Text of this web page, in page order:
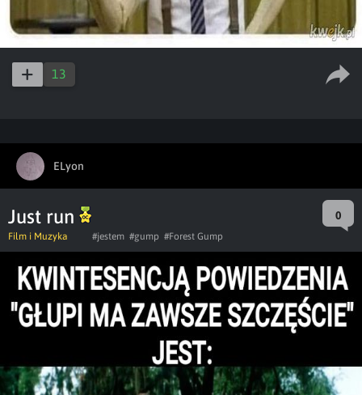
13
ELyon
Just run 0
Film i Muzyka #jestem #gump #Forest Gump